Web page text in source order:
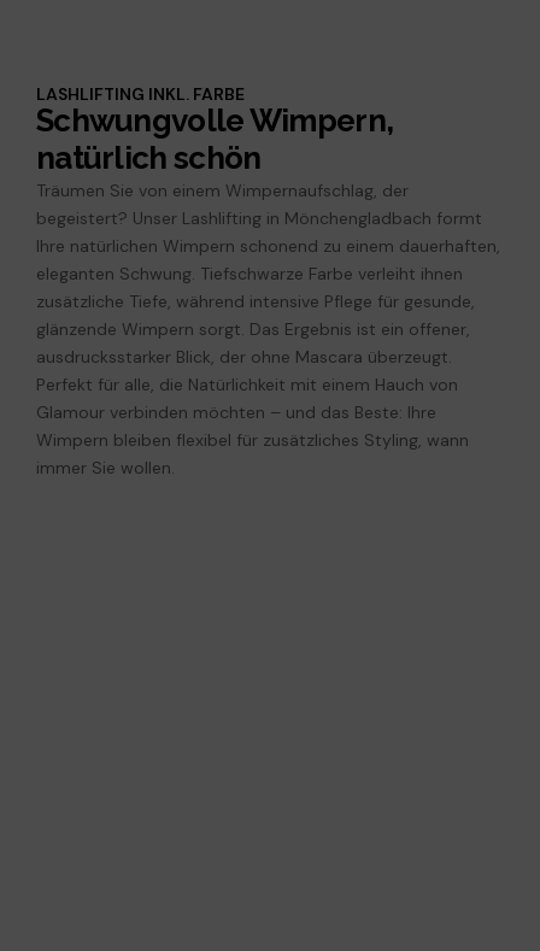
LASHLIFTING INKL. FARBE
Schwungvolle Wimpern,
natürlich schön
Träumen Sie von einem Wimpernaufschlag, der
begeistert? Unser Lashlifting in Mönchengladbach formt
Ihre natürlichen Wimpern schonend zu einem dauerhaften,
eleganten Schwung. Tiefschwarze Farbe verleiht ihnen
zusätzliche Tiefe, während intensive Pflege für gesunde,
glänzende Wimpern sorgt. Das Ergebnis ist ein offener,
ausdrucksstarker Blick, der ohne Mascara überzeugt.
Perfekt für alle, die Natürlichkeit mit einem Hauch von
Glamour verbinden möchten – und das Beste: Ihre
Wimpern bleiben flexibel für zusätzliches Styling, wann
immer Sie wollen.